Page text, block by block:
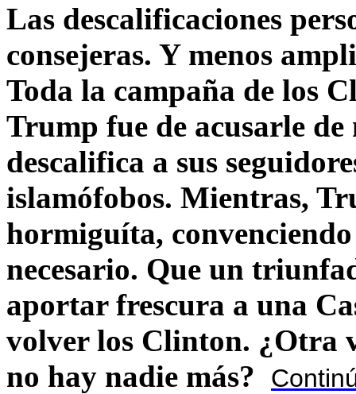
Las descalificaciones
consejeras. Y menos
Toda la campaña de los
Trump fue de acusarle
descalifica a sus
islamófobos. Mientras,
hormiguíta,
necesario. Que un
aportar frescura a una
volver los Clinton. ¿Otra
no hay nadie más?